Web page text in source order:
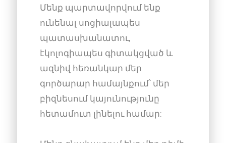
Մենք պարտավորվում ենք
ունենալ սոցիալապես
պատասխանատու,
էկոլոգիապես գիտակցված և
ազնիվ հեռանկար մեր
գործարար համայնքում՝ մեր
բիզնեսում կայունությունը
հետամուտ լինելու համար: